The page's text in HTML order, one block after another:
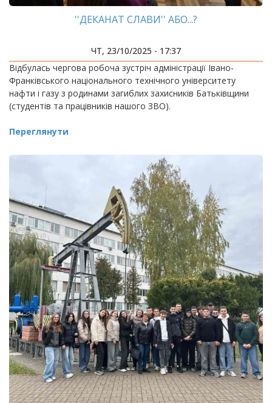
''ДЕКАНАТ СЛАВИ'' АБО...?
ЧТ, 23/10/2025 - 17:37
Відбулась чергова робоча зустріч адміністрації Івано-
Франківського національного технічного університету
нафти і газу з родинами загиблих захисників Батьківщини
(студентів та працівників нашого ЗВО).
Переглянути